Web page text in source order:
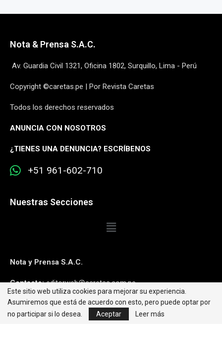
Nota & Prensa S.A.C.
Av. Guardia Civil 1321, Oficina 1802, Surquillo, Lima - Perú
Copyright ©caretas.pe | Por Revista Caretas
Todos los derechos reservados
ANUNCIA CON NOSOTROS
¿TIENES UNA DENUNCIA? ESCRÍBENOS
+51 961-602-710
Nuestras Secciones
Nota y Prensa S.A.C.
Contacto:editorweb@caretas.com.pe
Síguenos:
Este sitio web utiliza cookies para mejorar su experiencia.
Asumiremos que está de acuerdo con esto, pero puede optar por
no participar si lo desea.
Aceptar Leer más